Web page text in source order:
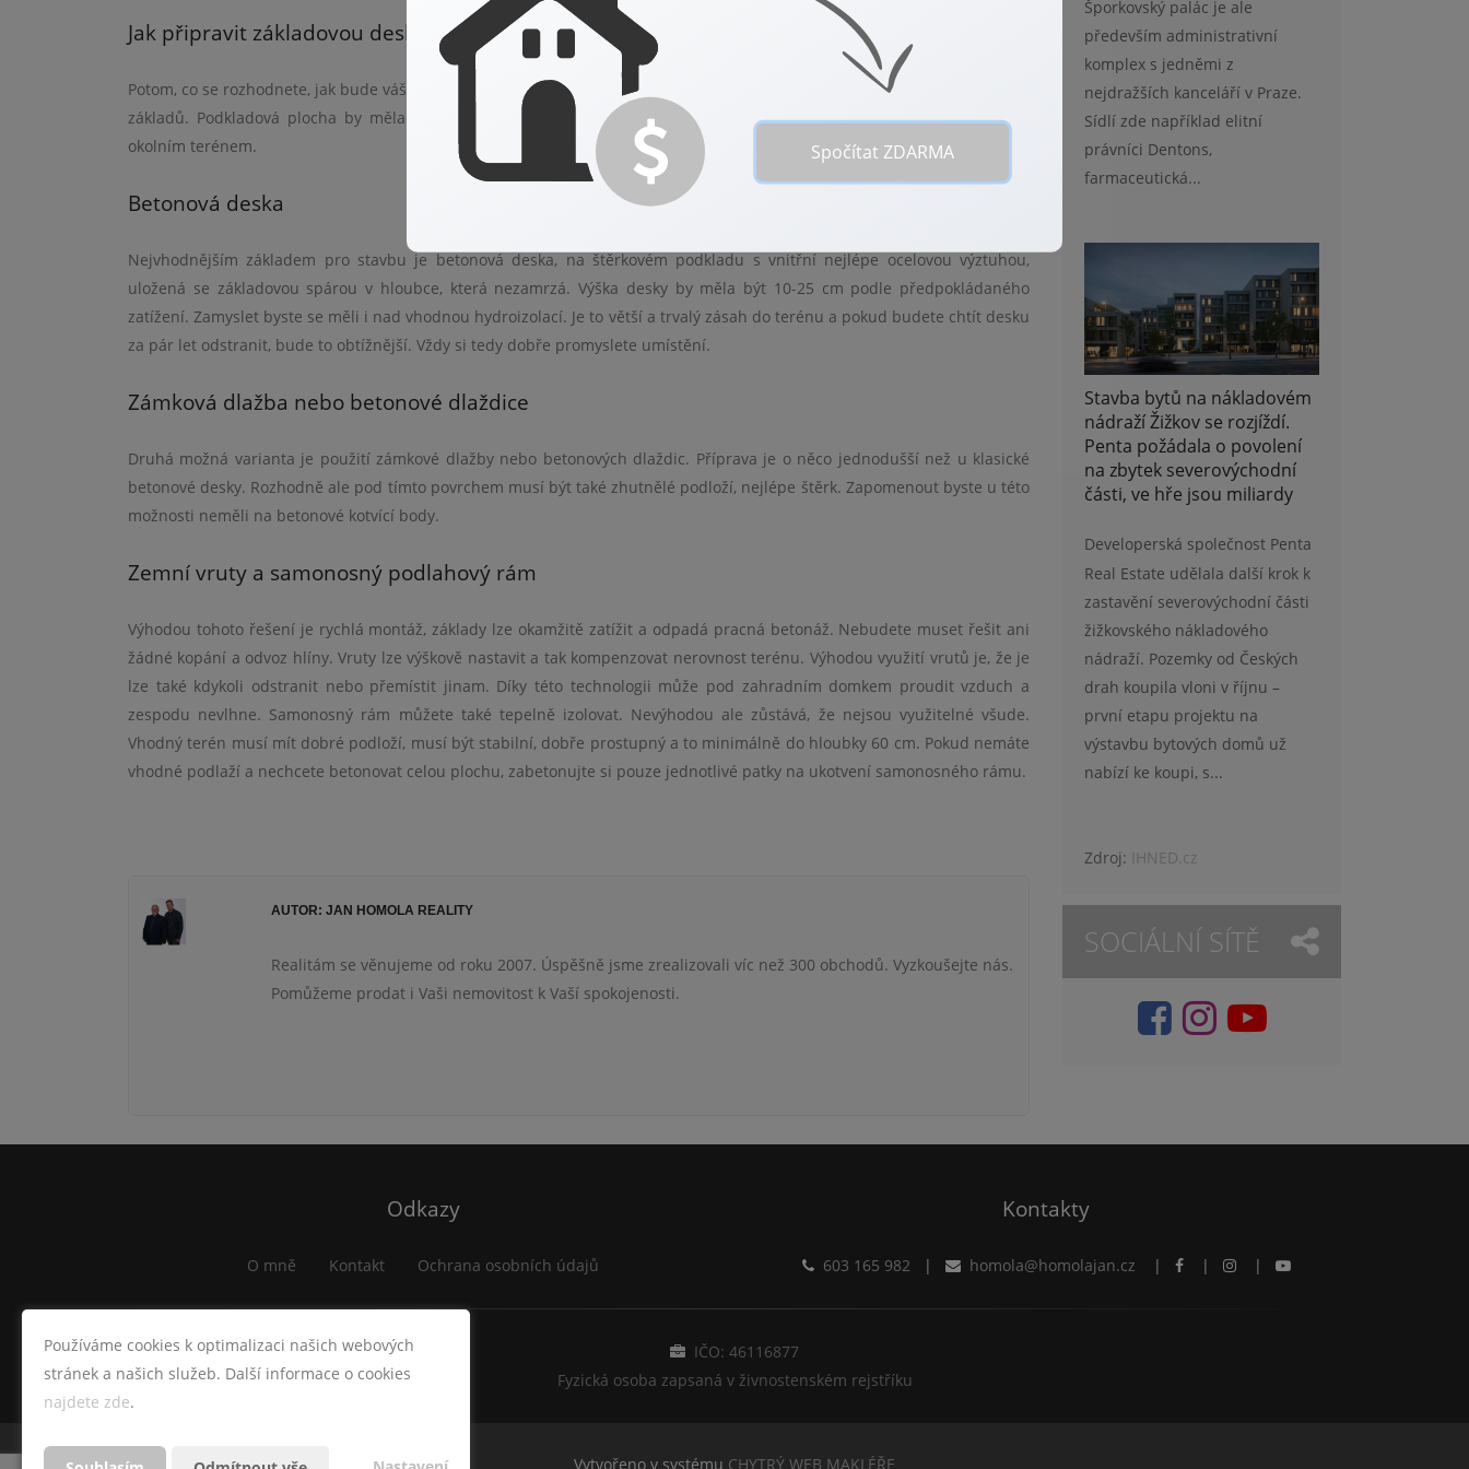
Jak připravit základovou desku pod zahradnídomek
Potom, co se rozhodnete, jak bude váš zahradní domek velký a k čemu bude složit, kde bude stát, př ichází na řadu vyřešení
základů. Podkladová plocha by měla být v každ
m případě kvalitně provedená, rovná a ve výšce zhruba 5-10 cm na
okolním terénem.
Betonová deska
Nejvhodnějším základem pro stavbu je betonová deska, na štěrkovém podkladu s vnitřní nejlépe ocelovou výztuhou,
uložená se základovou spárou v hloubce, která nezamrzá. Výška desky by měla být 10-25 cm podle předpokládaného
zatížení. Zamyslet byste se měli i nad vhodnou hydroizolací. Je to větší a trvalý zásah do terénu a pokud budete chtít desku
za pár let odstranit, bude to obtížnější. Vždy si tedy dobře promyslete umístění.
Zámková dlažba nebo betonové dlaždice
Druhá možná varianta je použití zámkové dlažby nebo betonových dlaždic. Příprava je o něco jednodušší než u klasické
betonové desky. Rozhodně ale pod tímto povrchem musí být takézhutnělé podloží, nejlépe štěrk. Zapomenout byste u této
možnosti neměli na betonové kotvící body.
Zemní vruty a samonosný podlahový rám
Výhodou tohoto řešení je rychlá montáž, základy lze okamžitě zatížit a odpadá pracná betonáž. Nebudete muset řešit ani
žádné kopání a odvoz hlíny. Vruty lze výškově nastavit a tak kompenzovat nerovnost terénu. Výhodou využití vrutů je, že je
lze také kdykoli odstranit nebo přemístit jinam. Díky této technologii může pod zahradním domkem proudit vzduch a
zespodu nevlhne. Samonosný rám můžete také tepelně izolovat. Nevýhodou ale zůstává, že nejsou využitelnévšude.
Vhodný terén musí mít dobré podloží, musí být stabilní, dobře prostupný a to minimálně do hloubky 60 cm. Pokud nemáte
vhodné podlaží a nechcete betonovat celou plochu, zabetonujte si pouze jednotlivé patky na ukotvení samonosného rámu.
AUTOR: JAN HOMOLA REALITY
Realitám se věnujeme od roku 2007. Úspěšně jsme zrealizovali víc než 300 obchodů. Vyzkoušejte nás.
Pomůžeme prodat i Vaši nemovitost k Vaší spokojenosti.
Šporkovský palác je ale
především administrativní
komplex s jedněmi z
nejdražších kanceláří v Praze.
Sídlí zde například elitní
právníci Dentons,
farmaceutická...
Stavba bytů na nákladovém
nádraží Žižkov se rozjíždí.
Penta požádala o povolení
na zbytek severovýchodní
části, ve hře jsou miliardy
Developerská společnost Penta
Real Estate udělala další krok k
zastavění severovýchodní části
žižkovského nákladového
nádraží. Pozemky od Českých
drah koupila vloni v říjnu –
první etapu projektu na
výstavbu bytových domů už
nabízí ke koupi, s...
Zdroj: IHNED.cz
SOCIÁLNÍ SÍTĚ
Odkazy
O mně Kontakt Ochrana osobních údajů
Kontakty
603 165 982 | homola@homolajan.cz | | |
IČO: 46116877
Fyzická osoba zapsaná v živnostenském rejstříku
Vytvořeno v systému CHYTRÝ WEB MAKLÉŘE
Používáme cookies k optimalizaci našich webových
stránek a našich služeb. Další informace o cookies
najdete zde.
Spočítat ZDARMA